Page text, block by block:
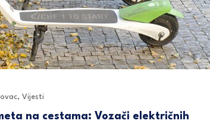
, Vijesti
na cestama: Vozači električnih